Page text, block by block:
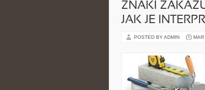
ZNAKI
JAK JE
POSTED BY ADMIN